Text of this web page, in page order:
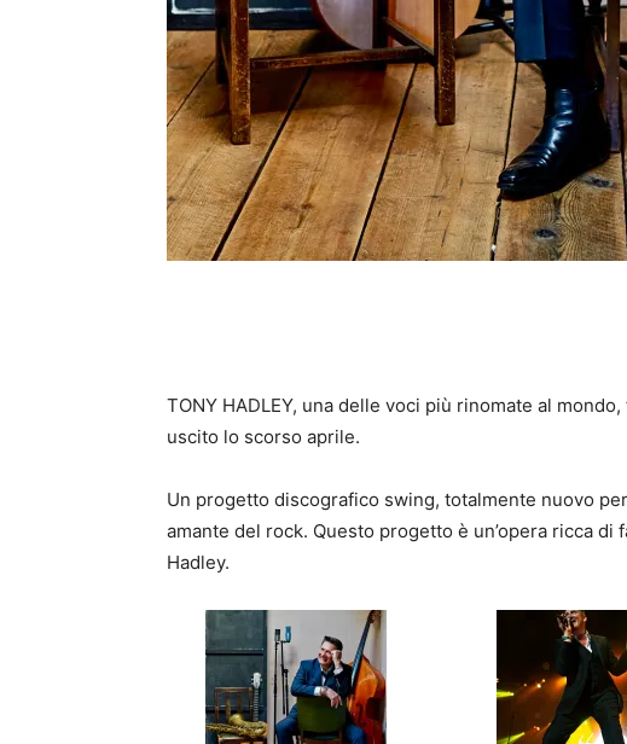
TONY HADLEY, una delle voci più rinomate al mondo,
uscito lo scorso aprile.
Un progetto discografico swing, totalmente nuovo
amante del rock. Questo progetto è un’opera ricca
Hadley.